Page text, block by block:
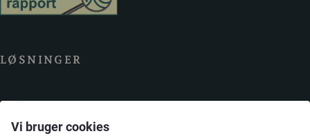
LØSNINGER
Brands
Vi bruger cookies